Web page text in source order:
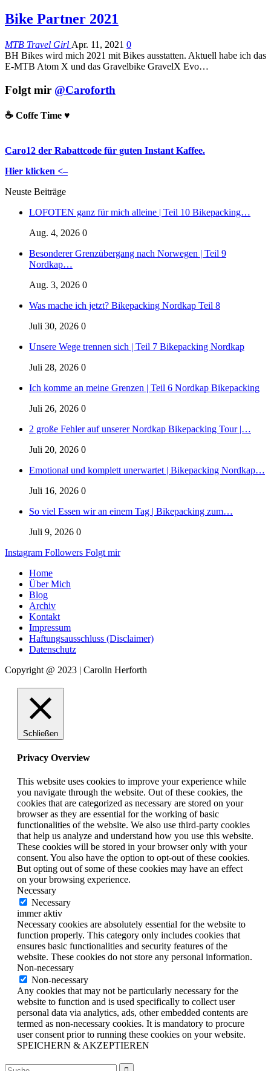
Bike Partner 2021
MTB Travel Girl Apr. 11, 2021 0
BH Bikes wird mich 2021 mit Bikes ausstatten. Aktuell habe ich das
E-MTB Atom X und das Gravelbike GravelX Evo…
Folgt mir @Caroforth
☕️ Coffe Time ♥️
Caro12 der Rabattcode für guten Instant Kaffee.
Hier klicken <–
Neuste Beiträge
LOFOTEN ganz für mich alleine | Teil 10 Bikepacking…
Aug. 4, 2026 0
Besonderer Grenzübergang nach Norwegen | Teil 9
Nordkap…
Aug. 3, 2026 0
Was mache ich jetzt? Bikepacking Nordkap Teil 8
Juli 30, 2026 0
Unsere Wege trennen sich | Teil 7 Bikepacking Nordkap
Juli 28, 2026 0
Ich komme an meine Grenzen | Teil 6 Nordkap Bikepacking
Juli 26, 2026 0
2 große Fehler auf unserer Nordkap Bikepacking Tour |…
Juli 20, 2026 0
Emotional und komplett unerwartet | Bikepacking Nordkap…
Juli 16, 2026 0
So viel Essen wir an einem Tag | Bikepacking zum…
Juli 9, 2026 0
Instagram Followers Folgt mir
Home
Über Mich
Blog
Archiv
Kontakt
Impressum
Haftungsausschluss (Disclaimer)
Datenschutz
Copyright @ 2023 | Carolin Herforth
Schließen
Privacy Overview
This website uses cookies to improve your experience while
you navigate through the website. Out of these cookies, the
cookies that are categorized as necessary are stored on your
browser as they are essential for the working of basic
functionalities of the website. We also use third-party cookies
that help us analyze and understand how you use this website.
These cookies will be stored in your browser only with your
consent. You also have the option to opt-out of these cookies.
But opting out of some of these cookies may have an effect
on your browsing experience.
Necessary
Necessary
immer aktiv
Necessary cookies are absolutely essential for the website to
function properly. This category only includes cookies that
ensures basic functionalities and security features of the
website. These cookies do not store any personal information.
Non-necessary
Non-necessary
Any cookies that may not be particularly necessary for the
website to function and is used specifically to collect user
personal data via analytics, ads, other embedded contents are
termed as non-necessary cookies. It is mandatory to procure
user consent prior to running these cookies on your website.
SPEICHERN & AKZEPTIEREN